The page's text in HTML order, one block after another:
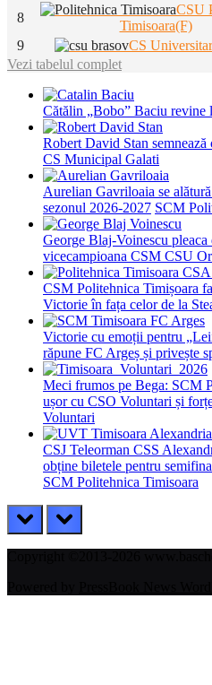
8
CSU
Timisoara(F)
9
CS
Vezi tabelul complet
Cătălin „Bobo” Baciu revine
Robert David Stan
CS Municipal Galati
Aurelian Gavriloaia se
sezonul 2026-2027 SCM
George Blaj-Voinescu pleaca
vicecampioana CSM CSU
CSM Politehnica Timișoara
Victorie în fața celor de la
Victorie cu emoții pentru
răpune FC Argeș și privește
Meci frumos pe Bega: SCM
ușor cu CSO Voluntari și
Voluntari
CSJ Teleorman CSS
obține biletele pentru
SCM Politehnica Timisoara
prev next